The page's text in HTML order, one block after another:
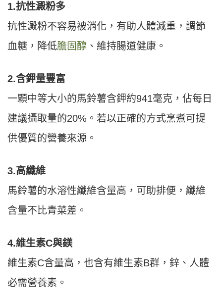
1.抗性澱粉多
抗性澱粉不容易被消化，有助人體減重，調節
血糖，降低膽固醇 、維持腸道健康。
2.含鉀量豐富
一顆中等大小的馬鈴薯含鉀約941毫克，佔每日
建議攝取量的20%。若以正確的方式烹煮可提
供優質的營養來源。
3.高纖維
馬鈴薯的水溶性纖維含量高，可助排便，纖維
含量不比青菜差。
4.維生素C與鎂
維生素C含量高，也含有維生素B群，鋅、人體
必需營養素。